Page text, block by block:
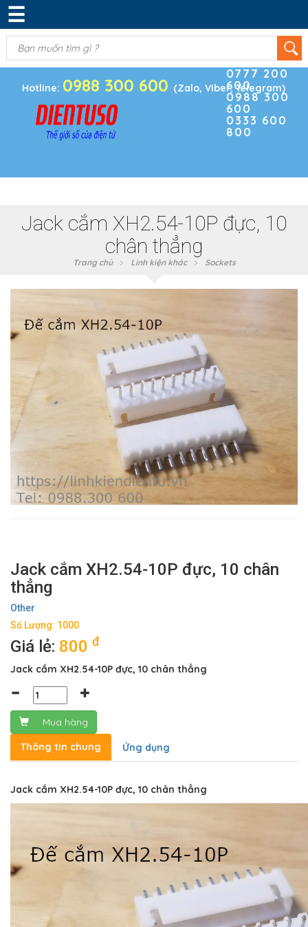
DANH MỤC SẢN PHẨM
KIM KHÍ
ĐIỆN TRỞ & TỤ ĐIỆN
BOARD PHÁT TRIỂN
MODULE CẢM BIẾN
LINH KIỆN KHÁC
☰
Hotline: 0988 300 600 (Zalo, Viber, Telegram)
Điện thoại
0777 200
600
0988 300
600
0333 600
800
(0)
Jack cắm XH2.54-10P đực, 10
chân thẳng
Trang chủ Linh kiện khác Sockets
Jack cắm XH2.54-10P đực, 10 chân
thẳng
Other
Số Lượng: 1000
Giá lẻ: 800 đ
Jack cắm XH2.54-10P đực, 10 chân thẳng
Mua hàng
Thông tin chung
Ứng dụng
Jack cắm XH2.54-10P đực, 10 chân thẳng